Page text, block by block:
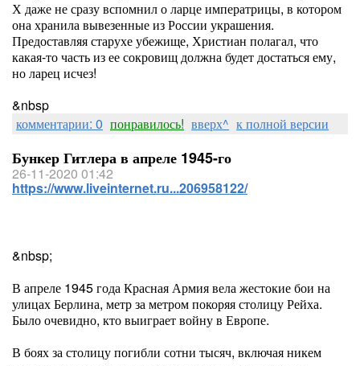
Х даже не сразу вспомнил о ларце императрицы, в котором
она хранила вывезенные из России украшения.
Предоставляя старухе убежище, Христиан полагал, что
какая-то часть из ее сокровищ должна будет достаться ему,
но ларец исчез!
&nbsp
комментарии: 0 понравилось! вверх^ к полной версии
Бункер Гитлера в апреле 1945-го
26-11-2020 01:42
https://www.liveinternet.ru...206958122/
&nbsp;
В апреле 1945 года Красная Армия вела жестокие бои на
улицах Берлина, метр за метром покоряя столицу Рейха.
Было очевидно, кто выиграет войну в Европе.
В боях за столицу погибли сотни тысяч, включая никем